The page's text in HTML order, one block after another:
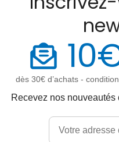
dès 30€ d’achats -
Recevez nos nouveautés